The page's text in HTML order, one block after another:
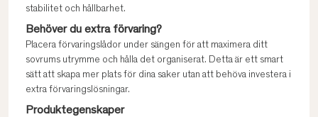
stabilitet och hållbarhet.
Behöver du extra förvaring?
Placera förvaringslådor under sängen för att maximera ditt
sovrums utrymme och hålla det organiserat. Detta är ett smart
sätt att skapa mer plats för dina saker utan att behöva investera i
extra förvaringslösningar.
Produktegenskaper